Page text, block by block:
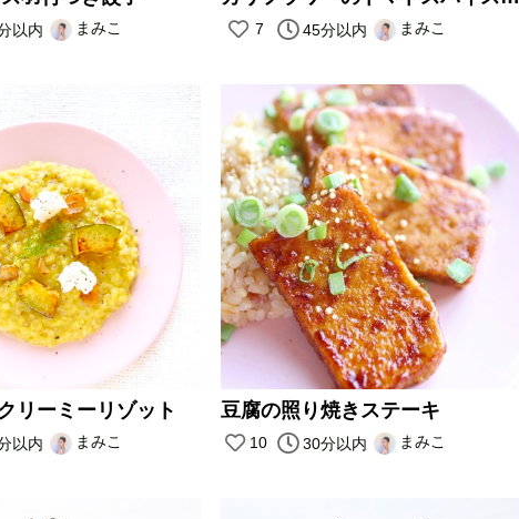
以内 まみこ 7 45分以内 まみこ
リーミーリゾット
以内 まみこ
豆腐の照り焼きステーキ
10 30分以内 まみこ